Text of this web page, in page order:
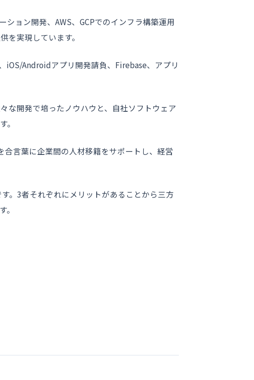
ョン開発、AWS、GCPでのインフラ構築運用
を実現しています。
iOS/Androidアプリ開発請負、Firebase、アプリ
な開発で培ったノウハウと、自社ソフトウェア
。
合言葉に企業間の人材移籍をサポートし、経営
。3者それぞれにメリットがあることから三方